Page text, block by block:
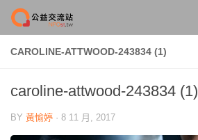
Skip to content
CAROLINE-ATTWOOD-243834 (1)
caroline-attwood-243834 (1)
BY 黃愉婷 · 8 11 月, 2017